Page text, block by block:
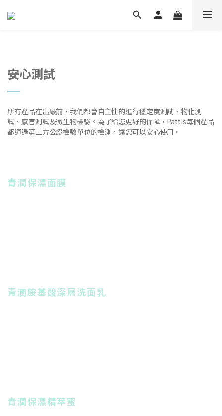
安心測試
所有產品在出廠前，我們都會自主性的進行穩定度測試、物化測
試、感官測試及微生物檢驗。為了給您更好的保障，Pattis每個產品
都通過第三方公證檢驗單位的檢測，讓您可以安心使用。
青潤保濕面膜
青潤胺基酸深層洗面乳
青潤保濕精萃蜜